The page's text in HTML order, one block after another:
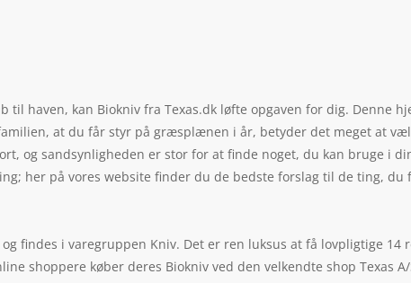
til haven, kan Biokniv fra Texas.dk løfte opgaven for dig. Denne
at du får styr på græsplænen i år, betyder det meget at
og sandsynligheden er stor for at finde noget, du kan bruge i
her på vores website finder du de bedste forslag til de ting, du
findes i varegruppen Kniv. Det er ren luksus at få lovpligtige
shoppere køber deres Biokniv ved den velkendte shop Texas